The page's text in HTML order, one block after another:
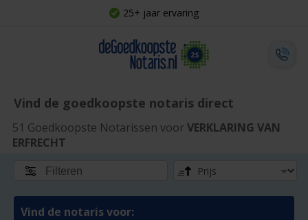
25+ jaar ervaring
Vind de goedkoopste notaris direct
51 Goedkoopste Notarissen voorVERKLARING VAN
ERFRECHT
Filteren
Vind de notaris voor: